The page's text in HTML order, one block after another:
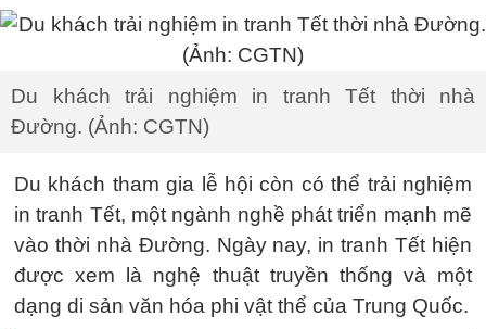
Du khách trải nghiệm in tranh Tết thời nhà
Đường. (Ảnh: CGTN)
Du khách tham gia lễ hội còn có thể trải nghiệm
in tranh Tết, một ngành nghề phát triển mạnh mẽ
vào thời nhà Đường. Ngày nay, in tranh Tết hiện
được xem là nghệ thuật truyền thống và một
dạng di sản văn hóa phi vật thể của Trung Quốc.